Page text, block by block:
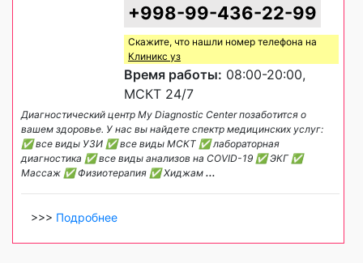
+998-99-436-22-99
Скажите, что нашли номер телефона на
Клиникс уз
Время работы: 08:00-20:00,
МСКТ 24/7
Диагностический центр My Diagnostic Center позаботится о
вашем здоровье. У нас вы найдете спектр медицинских услуг:
✅ все виды УЗИ ✅ все виды МСКТ ✅ лабораторная
диагностика ✅ все виды анализов на COVID-19 ✅ ЭКГ ✅
Массаж ✅ Физиотерапия ✅ Хиджам ...
>>> Подробнее